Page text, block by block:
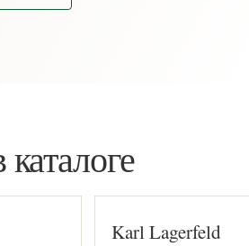
Karl Lagerfeld